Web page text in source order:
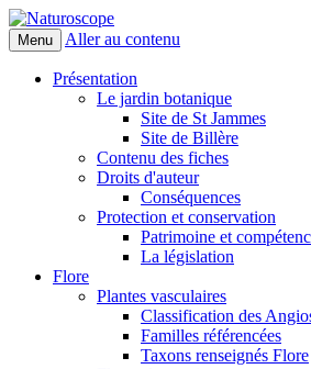
Naturoscope
Menu Aller au contenu
Présentation
Le jardin botanique
Site de St Jammes
Site de Billère
Contenu des fiches
Droits d'auteur
Conséquences
Protection et conservation
Patrimoine et
La législation
Flore
Plantes vasculaires
Classification des
Familles référencées
Taxons renseignés Flore